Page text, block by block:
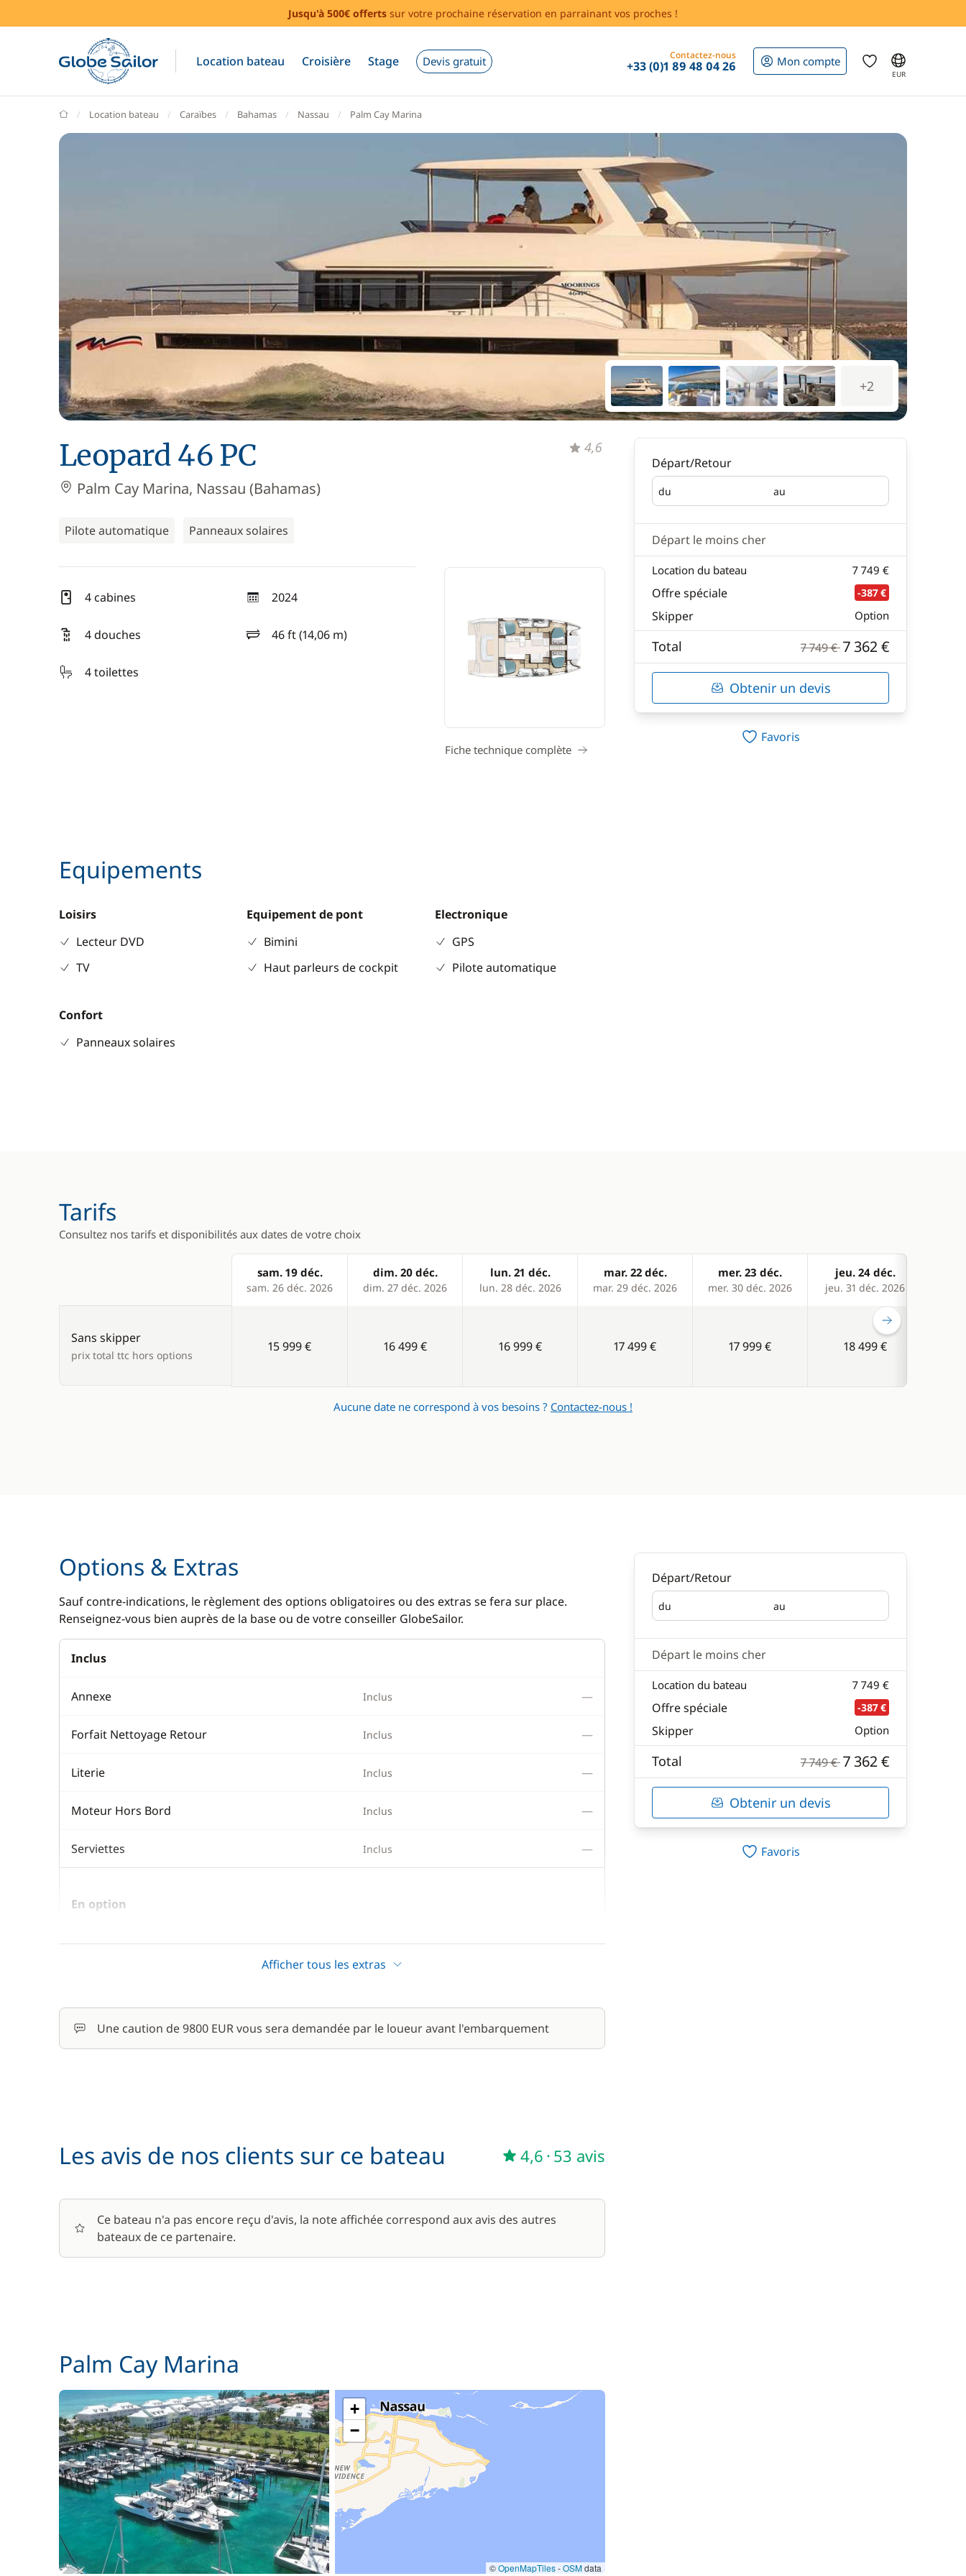
Jusqu'à 500€ offerts sur votre prochaine réservation en parrainant vos proches !
Location bateau Croisière Stage Devis gratuit Contactez-nous
+33 (0)1 89 48 04 26 Mon compte
EUR
GlobeSailor
Location bateau Caraïbes Bahamas Nassau Palm Cay Marina
+2
Leopard 46 PC
Palm Cay Marina, Nassau (Bahamas)
Pilote automatique Panneaux solaires
4,6
4 cabines 2024
année
4 douches
46 ft (14,06 m)
longueur
4 toilettes
Fiche technique complète
Equipements
Loisirs
Lecteur DVD
TV
Equipement de pont
Bimini
Haut parleurs de cockpit
Electronique
GPS
Pilote automatique
Confort
Panneaux solaires
Départ/Retour
du
Départ au
Retour
Départ le moins cher
Location du bateau 7 749 €
Offre spéciale -387 €
Skipper Option
Total 7 749 €7 362 €
Obtenir un devis
Favoris
Tarifs
Consultez nos tarifs et disponibilités aux dates de votre choix
Products
sam. 19 déc.
sam. 26 déc. 2026
dim. 20 déc.
dim. 27 déc. 2026
lun. 21 déc.
lun. 28 déc. 2026
mar. 22 déc.
mar. 29 déc. 2026
mer. 23 déc.
mer. 30 déc. 2026
jeu. 24 déc.
jeu. 31 déc. 2026
Sans skipper
prix total ttc hors options
15 999 € 16 499 € 16 999 € 17 499 € 17 999 € 18 499 €
Aucune date ne correspond à vos besoins ? Contactez-nous !
Options & Extras
Sauf contre-indications, le règlement des options obligatoires ou des extras se fera sur place.
Renseignez-vous bien auprès de la base ou de votre conseiller GlobeSailor.
Inclus
Annexe Inclus —
Forfait Nettoyage Retour Inclus —
Literie Inclus —
Moteur Hors Bord Inclus —
Serviettes Inclus —
En option
Avitaillement 30,00 €
/ nuit
Paddle
Afficher tous les extras
Une caution de 9800 EUR vous sera demandée par le loueur avant l'embarquement
Les avis de nos clients sur ce bateau 4,6 · 53 avis
Ce bateau n'a pas encore reçu d'avis, la note affichée correspond aux avis des autres
bateaux de ce partenaire.
Palm Cay Marina
+
−
©OpenMapTiles-OSMdata
Départ/Retour
du
Départ au
Retour
Départ le moins cher
Location du bateau 7 749 €
Offre spéciale -387 €
Skipper Option
Total 7 749 €7 362 €
Obtenir un devis
Favoris